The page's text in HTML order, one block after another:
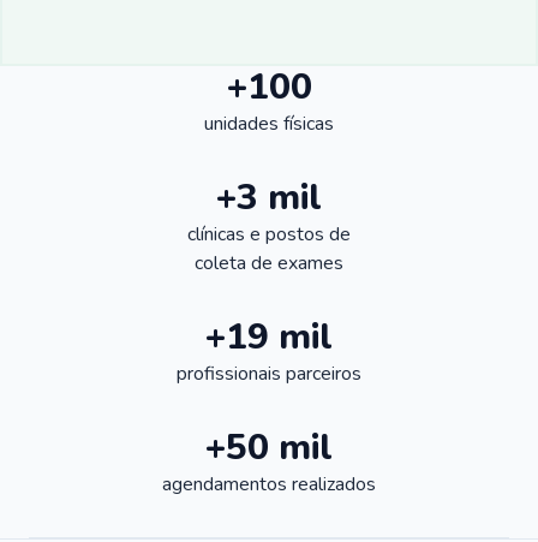
+100
unidades físicas
+3 mil
clínicas e postos de
coleta de exames
+19 mil
profissionais parceiros
+50 mil
agendamentos realizados